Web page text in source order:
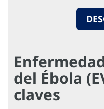
del Ébola
claves